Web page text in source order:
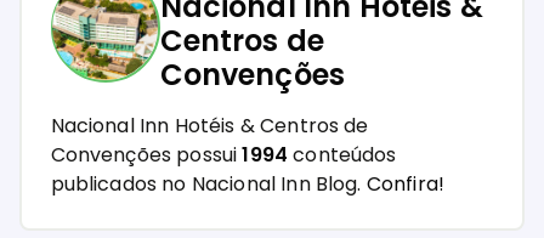
Centros de
Convenções
Nacional Inn Hotéis & Centros de
Convenções possui1994 conteúdos
publicados no Nacional Inn Blog. Confira!